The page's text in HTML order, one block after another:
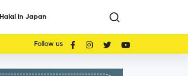
Halal in Japan
Follow us